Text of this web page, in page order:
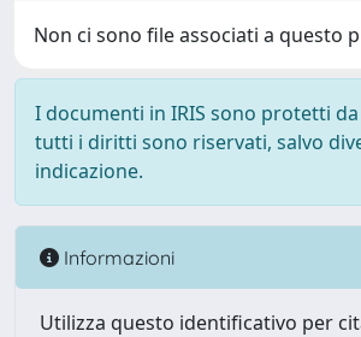
Non ci sono file associati a questo
I documenti in IRIS sono protetti
tutti i diritti sono riservati, salvo
indicazione.
Informazioni
Utilizza questo identificativo per